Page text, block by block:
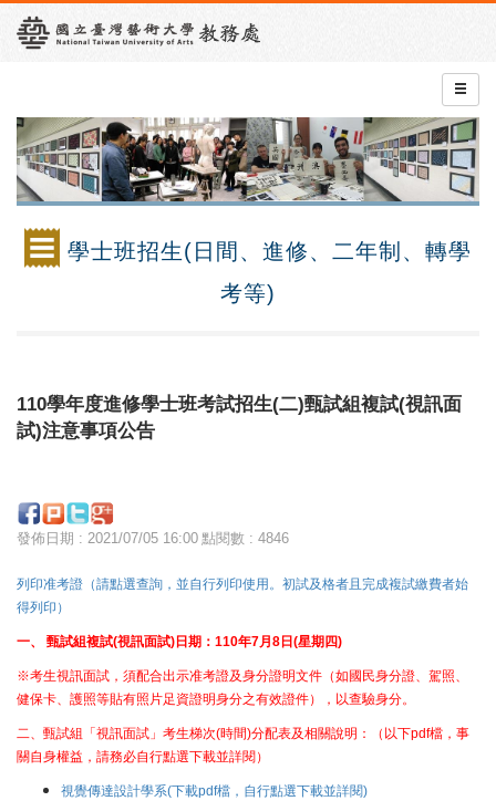
學士班招生(日間、進修、二年制、轉學
考等)
110學年度進修學士班考試招生(二)甄試組複試(視訊面
試)注意事項公告
發佈日期 : 2021/07/05 16:00 點閱數 : 4846
列印准考證（請點選查詢，並自行列印使用。初試及格者且完成複試繳費者始
得列印）
一、 甄試組複試(視訊面試)日期：110年7月8日(星期四)
※考生視訊面試，須配合出示准考證及身分證明文件（如國民身分證、駕照、
健保卡、護照等貼有照片足資證明身分之有效證件），以查驗身分。
二、甄試組「視訊面試」考生梯次(時間)分配表及相關說明：（以下pdf檔，事
關自身權益，請務必自行點選下載並詳閱）
視覺傳達設計學系(下載pdf檔，自行點選下載並詳閱)